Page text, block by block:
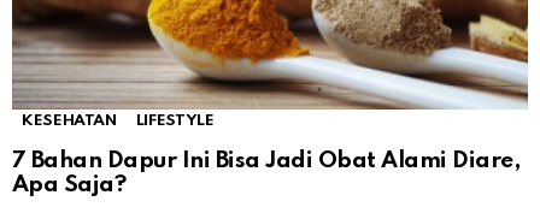
KESEHATAN LIFESTYLE
7 Bahan Dapur Ini Bisa Jadi Obat Alami Diare,
Apa Saja?